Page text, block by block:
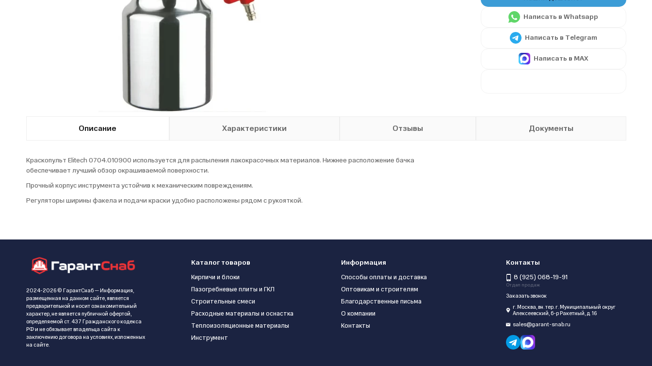
Написать в Whatsapp
Написать в Telegram
Написать в MAX
Описание Характеристики Отзывы Документы
Краскопульт Elitech 0704.010900 используется для распыления лакокрасочных материалов. Нижнее расположение бачка
обеспечивает лучший обзор окрашиваемой поверхности.
Прочный корпус инструмента устойчив к механическим повреждениям.
Регуляторы ширины факела и подачи краски удобно расположены рядом с рукояткой.
2024-2026 © ГарантСнаб — Информация,
размещенная на данном сайте, является
предварительной и носит ознакомительный
характер, не является публичной офертой,
определяемой ст. 437 Гражданского кодекса
РФ и не обязывает владельца сайта к
заключению договора на условиях, изложенных
на сайте.
Каталог товаров
Кирпичи и блоки
Пазогребневые плиты и ГКЛ
Строительные смеси
Расходные материалы и оснастка
Теплоизоляционные материалы
Инструмент
Информация
Способы оплаты и доставка
Оптовикам и строителям
Благодарственные письма
О компании
Контакты
Контакты
8 (925) 068-19-91
Отдел продаж
Заказать звонок
г. Москва, вн. тер. г. Муниципальный округ
Алексеевский, б-р Ракетный, д. 16
sales@garant-snab.ru